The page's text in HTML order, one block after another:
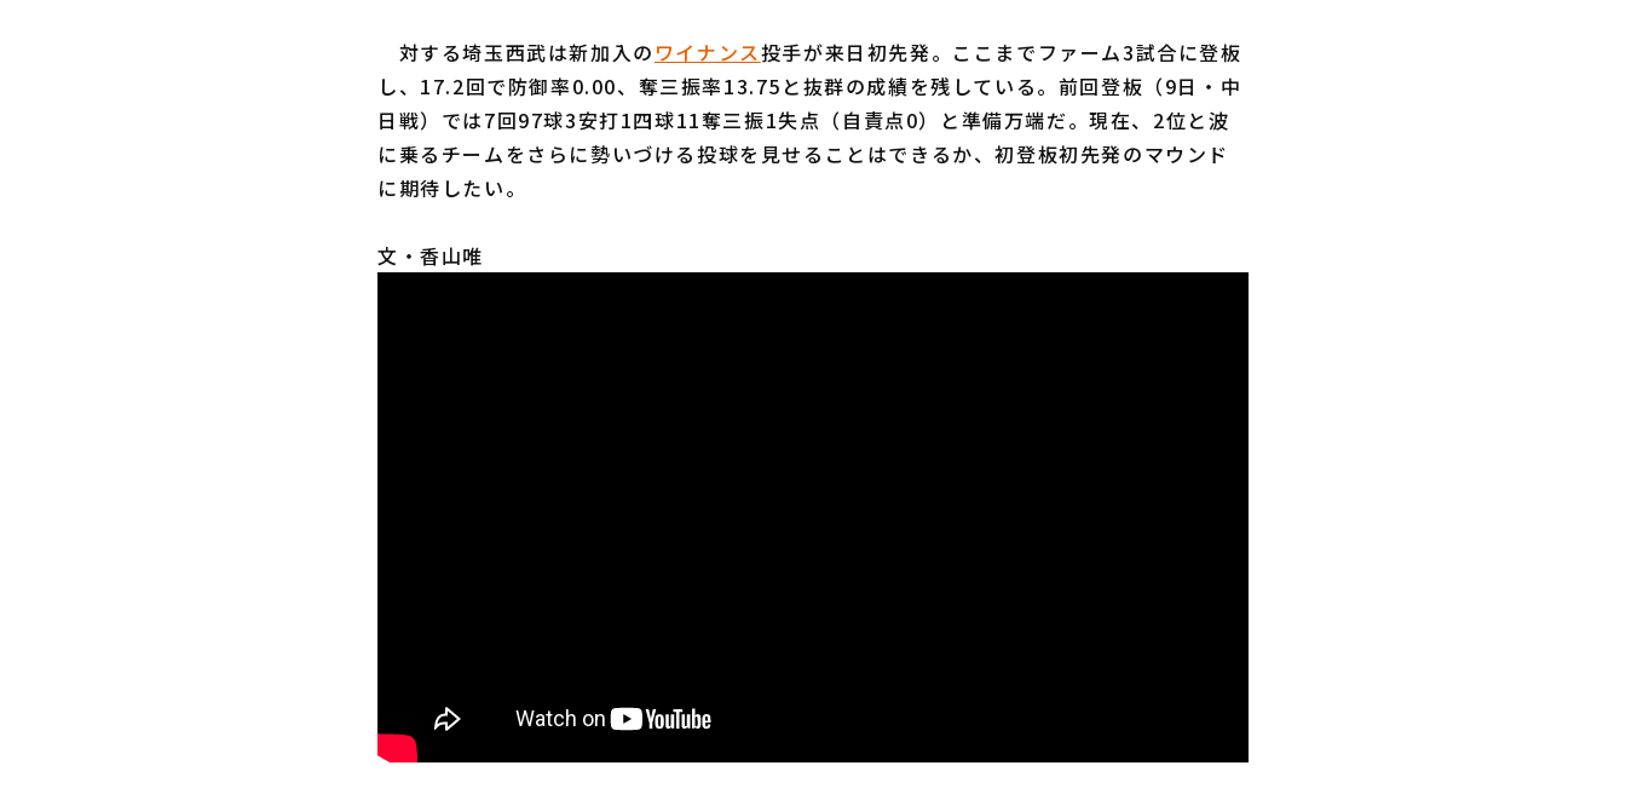
対する埼玉西武は新加入の ワイナンス投手が来日初先発。ここまでファーム3試合に登板
し、17.2回で防御率0.00、奪三振率13.75と抜群の成績を残している。前回登板（9日・中
日戦）では7回97球3安打1四球11奪三振1失点（自責点0）と準備万端だ。現在、2位と波
に乗るチームをさらに勢いづける投球を見せることはできるか、初登板初先発のマウンド
に期待したい。
文・香山唯